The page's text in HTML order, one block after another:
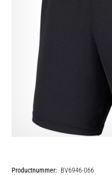
Productnummer: BV6946-066